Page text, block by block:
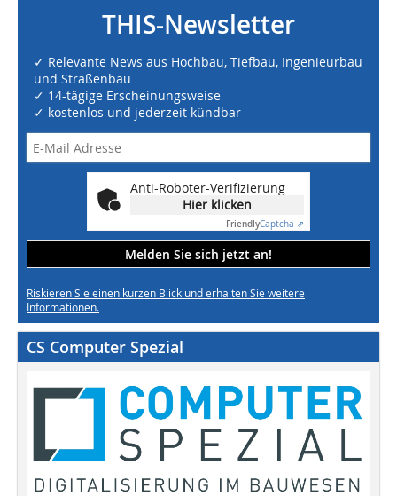
THIS-Newsletter
✓ Relevante News aus Hochbau, Tiefbau, Ingenieurbau
und Straßenbau
✓ 14-tägige Erscheinungsweise
✓ kostenlos und jederzeit kündbar
Anti-Roboter-Verifizierung
Hier klicken
FriendlyCaptcha ⇗
Melden Sie sich jetzt an!
Riskieren Sie einen kurzen Blick und erhalten Sie weitere
Informationen.
CS Computer Spezial